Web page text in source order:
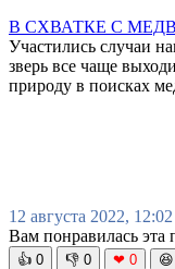
В СХВАТКЕ С
Участились случаи
зверь все чаще
природу в поисках
12 августа 2022, 12:02
Вам понравилась эта
👍 0 👎 0 ❤ 0 😆